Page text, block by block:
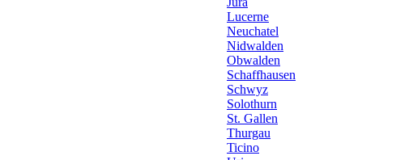
Lucerne
Neuchatel
Nidwalden
Obwalden
Schaffhausen
Schwyz
Solothurn
St. Gallen
Thurgau
Ticino